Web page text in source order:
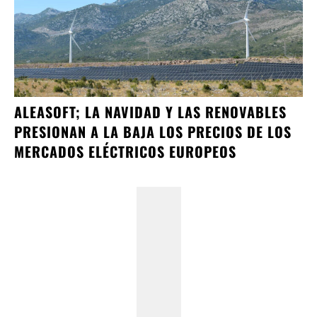
ALEASOFT; LA NAVIDAD Y LAS RENOVABLES
PRESIONAN A LA BAJA LOS PRECIOS DE LOS
MERCADOS ELÉCTRICOS EUROPEOS